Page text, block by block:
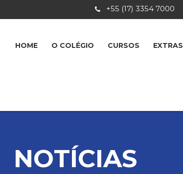
+55 (17) 3354 7000
HOME O COLÉGIO CURSOS EXTRAS
NOTÍCIAS